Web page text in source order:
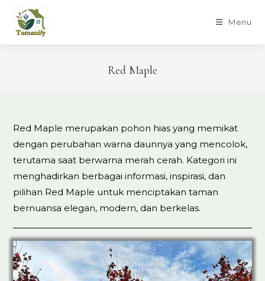
content
Menu
Red Maple
Red Maple merupakan pohon hias yang memikat
dengan perubahan warna daunnya yang mencolok,
terutama saat berwarna merah cerah. Kategori ini
menghadirkan berbagai informasi, inspirasi, dan
pilihan Red Maple untuk menciptakan taman
bernuansa elegan, modern, dan berkelas.